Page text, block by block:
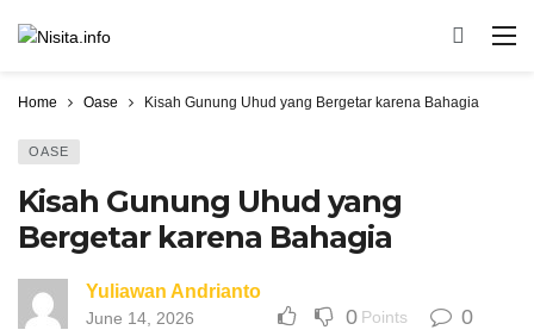
Home Oase Kisah Gunung Uhud yang Bergetar karena Bahagia
OASE
Kisah Gunung Uhud yang
Bergetar karena Bahagia
Yuliawan Andrianto
June 14, 2026 0 Points 0